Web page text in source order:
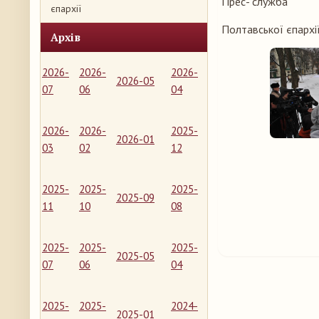
єпархії
Архів
2026-
07
2026-
06
2026-05
2026-
04
2026-
03
2026-
02
2026-01
2025-
12
2025-
11
2025-
10
2025-09
2025-
08
2025-
07
2025-
06
2025-05
2025-
04
2025-
2025-
2025-01
2024-
Полтавської